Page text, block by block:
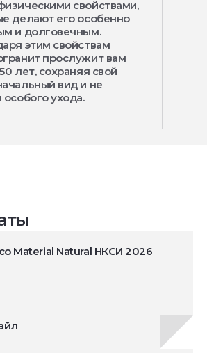
свойствами,
делают его особенно
и долговечным.
этим свойствам
прослужит вам
лет, сохраняя свой
вид и не
особого ухода.
Material Natural НКСИ 2026